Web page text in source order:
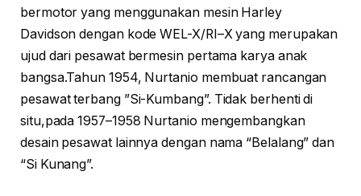
bermotor yang menggunakan mesin Harley
Davidson dengan kode WEL-X/RI–X yang merupakan
ujud dari pesawat bermesin pertama karya anak
bangsa.Tahun 1954, Nurtanio membuat rancangan
pesawat terbang ”Si-Kumbang”. Tidak berhenti di
situ,pada 1957–1958 Nurtanio mengembangkan
desain pesawat lainnya dengan nama “Belalang” dan
“Si Kunang”.